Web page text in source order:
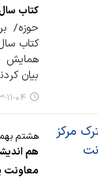
کتاب
حوزه/
کتاب
همایش
بیان
۱۳۹۳-۱۱-
هشتم
هم
معاونت